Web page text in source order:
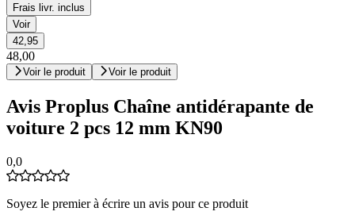
Frais livr. inclus
Voir
42,95
48,00
Voir le produit Voir le produit
Avis Proplus Chaîne antidérapante de
voiture 2 pcs 12 mm KN90
0,0
Soyez le premier à écrire un avis pour ce produit